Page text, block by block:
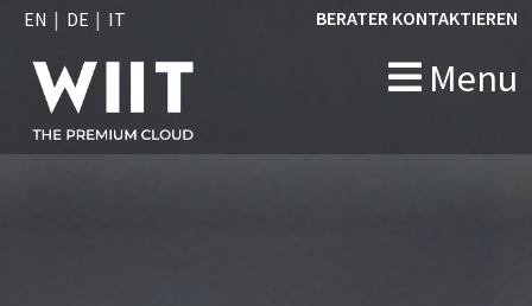
EN DE IT
Menu
BERATER KONTAKTIEREN